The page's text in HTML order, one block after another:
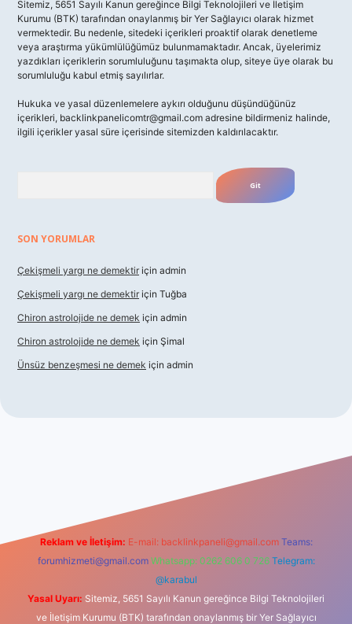
Sitemiz, 5651 Sayılı Kanun gereğince Bilgi Teknolojileri ve İletişim
Kurumu (BTK) tarafından onaylanmış bir Yer Sağlayıcı olarak hizmet
vermektedir. Bu nedenle, sitedeki içerikleri proaktif olarak denetleme
veya araştırma yükümlülüğümüz bulunmamaktadır. Ancak, üyelerimiz
yazdıkları içeriklerin sorumluluğunu taşımakta olup, siteye üye olarak bu
sorumluluğu kabul etmiş sayılırlar.
Hukuka ve yasal düzenlemelere aykırı olduğunu düşündüğünüz
içerikleri, backlinkpanelicomtr@gmail.com adresine bildirmeniz halinde,
ilgili içerikler yasal süre içerisinde sitemizden kaldırılacaktır.
SON YORUMLAR
Çekişmeli yargı ne demektir için admin
Çekişmeli yargı ne demektir için Tuğba
Chiron astrolojide ne demek için admin
Chiron astrolojide ne demek için Şimal
Ünsüz benzeşmesi ne demek için admin
Reklam ve İletişim: E-mail: backlinkpaneli@gmail.com Teams:
forumhizmeti@gmail.com Whatsapp: 0262 606 0 726 Telegram:
@karabul
Yasal Uyarı: Sitemiz, 5651 Sayılı Kanun gereğince Bilgi Teknolojileri
ve İletişim Kurumu (BTK) tarafından onaylanmış bir Yer Sağlayıcı